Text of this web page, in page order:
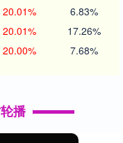
20.01% 6.83%
20.01% 17.26%
20.00% 7.68%
播